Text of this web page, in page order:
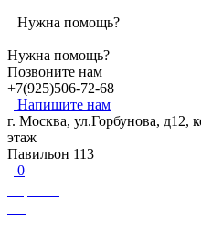
Нужна помощь?
Нужна помощь?
Позвоните нам
+7(925)506-72-68
Напишите нам
г. Москва, ул.Горбунова, д12,
этаж
Павильон 113
0